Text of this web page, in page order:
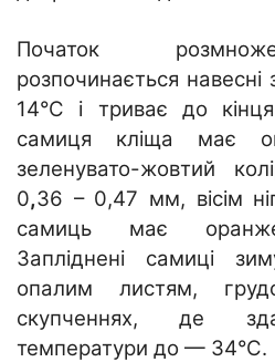
Початок
розпочинається
14°C і триває до
самиця кліща має
зеленувато-жовтий
0,36 – 0,47 мм, вісім
самиць має
Запліднені самиці
опалим листям,
скупченнях, де
температури до — 34°C.